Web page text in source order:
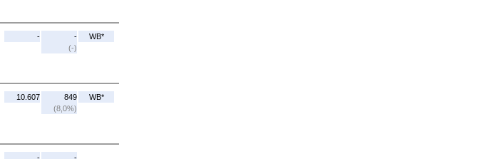
-
-
(-)
WB*
10.607
849
(8,0%)
WB*